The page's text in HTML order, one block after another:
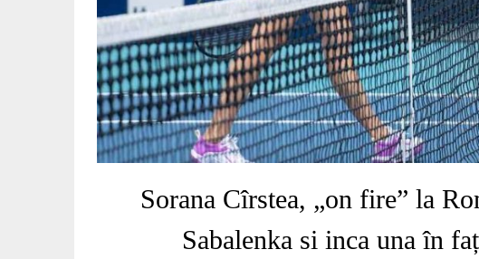
Sorana Cîrstea, „on fire” la
Sabalenka si inca una în